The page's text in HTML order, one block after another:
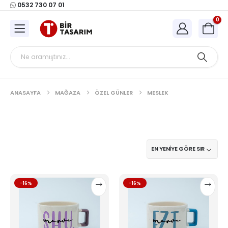
0532 730 07 01
0
ANASAYFA MAĞAZA ÖZEL GÜNLER MESLEK
-16%
Bu
ürünün
varyasyonu
-16%
Bu
ürünün
varyasyonu